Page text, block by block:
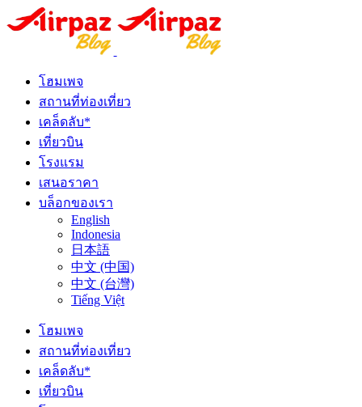
โฮมเพจ
สถานที่ท่องเที่ยว
เคล็ดลับ*
เที่ยวบิน
โรงแรม
เสนอราคา
บล็อกของเรา
English
Indonesia
日本語
中文 (中国)
中文 (台灣)
Tiếng Việt
โฮมเพจ
สถานที่ท่องเที่ยว
เคล็ดลับ*
เที่ยวบิน